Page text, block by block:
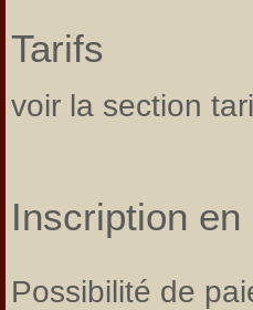
Tarifs
voir la section
Inscription
Possibilité de